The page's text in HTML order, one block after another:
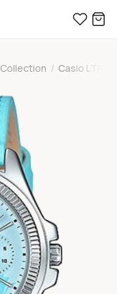
Collection / Casio LTP-